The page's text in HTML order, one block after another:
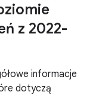
z 2022-
informacje
dotyczą